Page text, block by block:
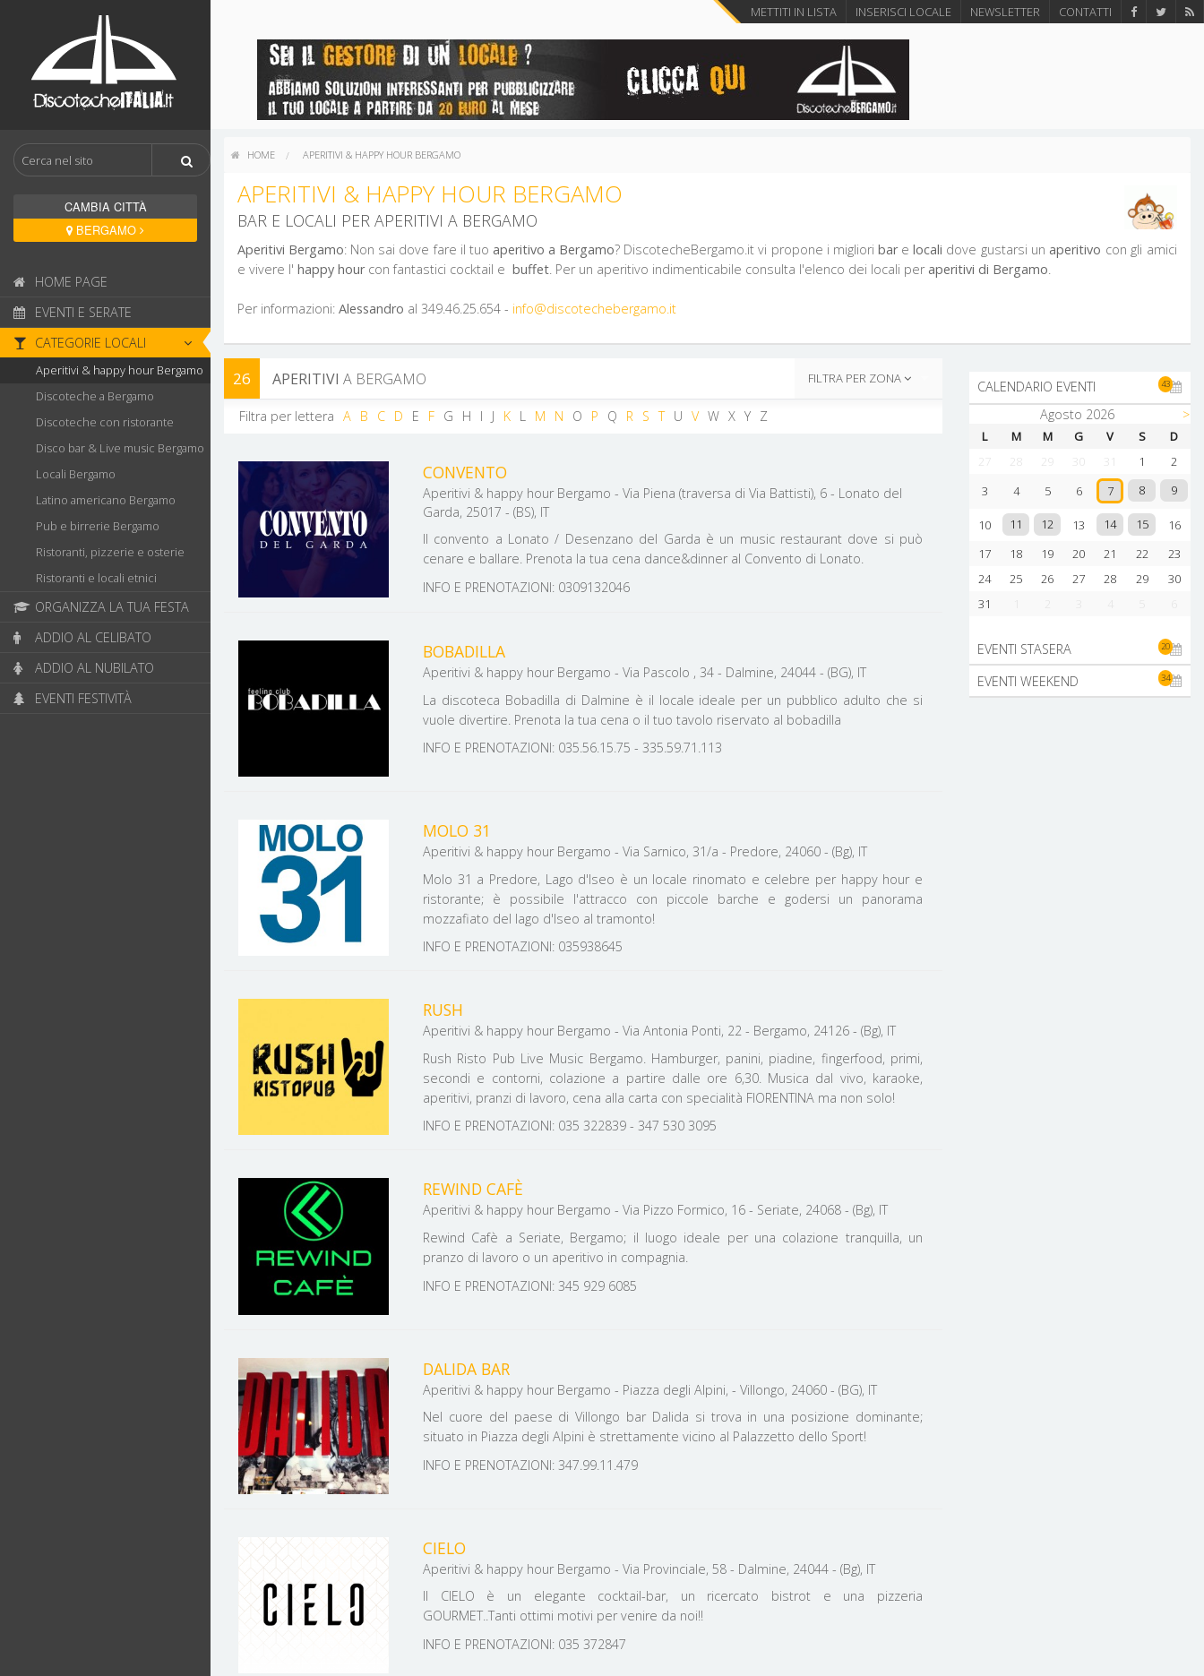
CAMBIA CITTÀ
BERGAMO
HOME PAGE
EVENTI E SERATE
CATEGORIE LOCALI
Aperitivi & happy hour Bergamo
Discoteche a Bergamo
Discoteche con ristorante
Disco bar & Live music Bergamo
Locali Bergamo
Latino americano Bergamo
Pub e birrerie Bergamo
Ristoranti, pizzerie e osterie
Ristoranti e locali etnici
ORGANIZZA LA TUA FESTA
ADDIO AL CELIBATO
ADDIO AL NUBILATO
EVENTI FESTIVITÀ
METTITI IN LISTA INSERISCI LOCALE NEWSLETTER CONTATTI
HOME APERITIVI & HAPPY HOUR BERGAMO
APERITIVI & HAPPY HOUR BERGAMO
BAR E LOCALI PER APERITIVI A BERGAMO
Aperitivi Bergamo: Non sai dove fare il tuo aperitivo a Bergamo? DiscotecheBergamo.it vi propone i migliori bare locali dove gustarsi un aperitivo con gli amici
e vivere l' happy hourcon fantastici cocktail e buffet. Per un aperitivo indimenticabile consulta l'elenco dei locali per aperitivi di Bergamo.
Per informazioni: Alessandro al 349.46.25.654 - info@discotechebergamo.it
26 APERITIVI A BERGAMO FILTRA PER ZONA
COMUNI
DALMINE
Filtra per lettera A B C D E F G H I J K L M N O P Q R S T U V W X Y Z
CONVENTO
Aperitivi & happy hour Bergamo - Via Piena (traversa di Via Battisti), 6 - Lonato del
Garda, 25017 - (BS), IT
Il convento a Lonato / Desenzano del Garda è un music restaurant dove si può
cenare e ballare. Prenota la tua cena dance&dinner al Convento di Lonato.
INFO E PRENOTAZIONI: 0309132046
BOBADILLA
Aperitivi & happy hour Bergamo - Via Pascolo , 34 - Dalmine, 24044 - (BG), IT
La discoteca Bobadilla di Dalmine è il locale ideale per un pubblico adulto che si
vuole divertire. Prenota la tua cena o il tuo tavolo riservato al bobadilla
INFO E PRENOTAZIONI: 035.56.15.75 - 335.59.71.113
MOLO 31
Aperitivi & happy hour Bergamo - Via Sarnico, 31/a - Predore, 24060 - (Bg), IT
Molo 31 a Predore, Lago d'Iseo è un locale rinomato e celebre per happy hour e
ristorante; è possibile l'attracco con piccole barche e godersi un panorama
mozzafiato del lago d'Iseo al tramonto!
INFO E PRENOTAZIONI: 035938645
RUSH
Aperitivi & happy hour Bergamo - Via Antonia Ponti, 22 - Bergamo, 24126 - (Bg), IT
Rush Risto Pub Live Music Bergamo. Hamburger, panini, piadine, fingerfood, primi,
secondi e contorni, colazione a partire dalle ore 6,30. Musica dal vivo, karaoke,
aperitivi, pranzi di lavoro, cena alla carta con specialità FIORENTINA ma non solo!
INFO E PRENOTAZIONI: 035 322839 - 347 530 3095
REWIND CAFÈ
Aperitivi & happy hour Bergamo - Via Pizzo Formico, 16 - Seriate, 24068 - (Bg), IT
Rewind Cafè a Seriate, Bergamo; il luogo ideale per una colazione tranquilla, un
pranzo di lavoro o un aperitivo in compagnia.
INFO E PRENOTAZIONI: 345 929 6085
DALIDA BAR
Aperitivi & happy hour Bergamo - Piazza degli Alpini, - Villongo, 24060 - (BG), IT
Nel cuore del paese di Villongo bar Dalida si trova in una posizione dominante;
situato in Piazza degli Alpini è strettamente vicino al Palazzetto dello Sport!
INFO E PRENOTAZIONI: 347.99.11.479
CIELO
Aperitivi & happy hour Bergamo - Via Provinciale, 58 - Dalmine, 24044 - (Bg), IT
Il CIELO è un elegante cocktail-bar, un ricercato bistrot e una pizzeria
GOURMET..Tanti ottimi motivi per venire da noi!!
INFO E PRENOTAZIONI: 035 372847
CALENDARIO EVENTI 43
Agosto 2026 >
L M M G V S
D
27
28 30 31 1
2
3
4 5 6 7 8 9
10 11 12 13 14 15
16
17
18 19 20 21 22
23
24
25 26 27 28 29
30
31
EVENTI STASERA 20
EVENTI WEEKEND 34